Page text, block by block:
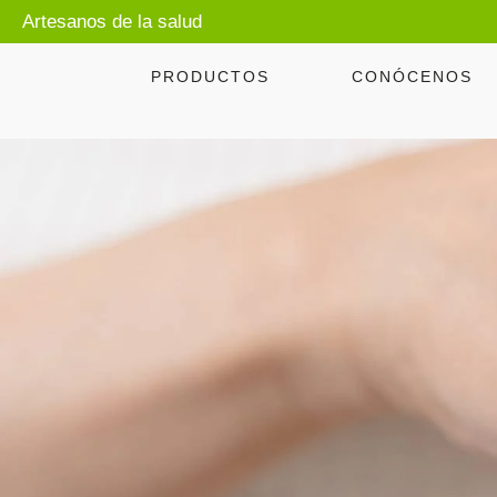
Artesanos de la salud
PRODUCTOS CONÓCENOS